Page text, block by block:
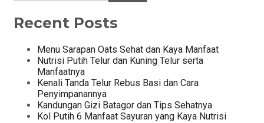
Recent Posts
Menu Sarapan Oats Sehat dan Kaya Manfaat
Nutrisi Putih Telur dan Kuning Telur serta
Manfaatnya
Kenali Tanda Telur Rebus Basi dan Cara
Penyimpanannya
Kandungan Gizi Batagor dan Tips Sehatnya
Kol Putih 6 Manfaat Sayuran yang Kaya Nutrisi